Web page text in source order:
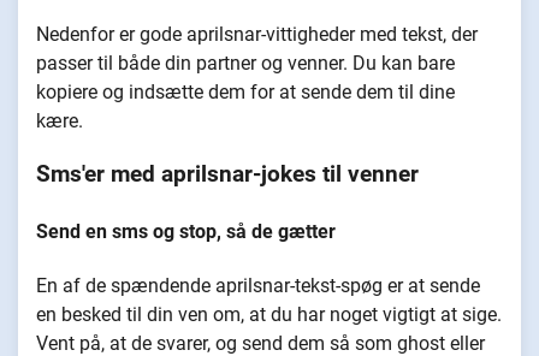
Nedenfor er gode aprilsnar-vittigheder med tekst, der
passer til både din partner og venner. Du kan bare
kopiere og indsætte dem for at sende dem til dine
kære.
Sms'er med aprilsnar-jokes til venner
Send en sms og stop, så de gætter
En af de spændende aprilsnar-tekst-spøg er at sende
en besked til din ven om, at du har noget vigtigt at sige.
Vent på, at de svarer, og send dem så som ghost eller